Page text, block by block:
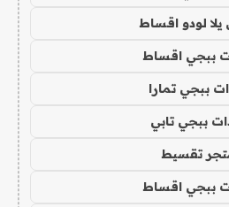
لودو اقساط
ببجي اقساط
ببجي تمارا
ببجي تابي
تقسيط
ببجي اقساط